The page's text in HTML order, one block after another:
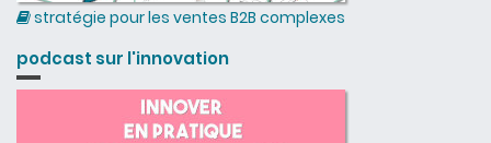
stratégie pour les ventes B2B complexes
podcast sur l'innovation